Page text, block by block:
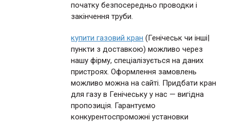
початку безпосередньо проводки і
закінчення труби.
купити газовий кран (Генічеськ чи інші|
пункти з доставкою) можливо через
нашу фірму, спеціалізується на даних
пристроях. Оформлення замовлень
можливо можна на сайті. Придбати кран
для газу в Генічеську у нас — вигідна
пропозиція. Гарантуємо
конкурентоспроможні установки